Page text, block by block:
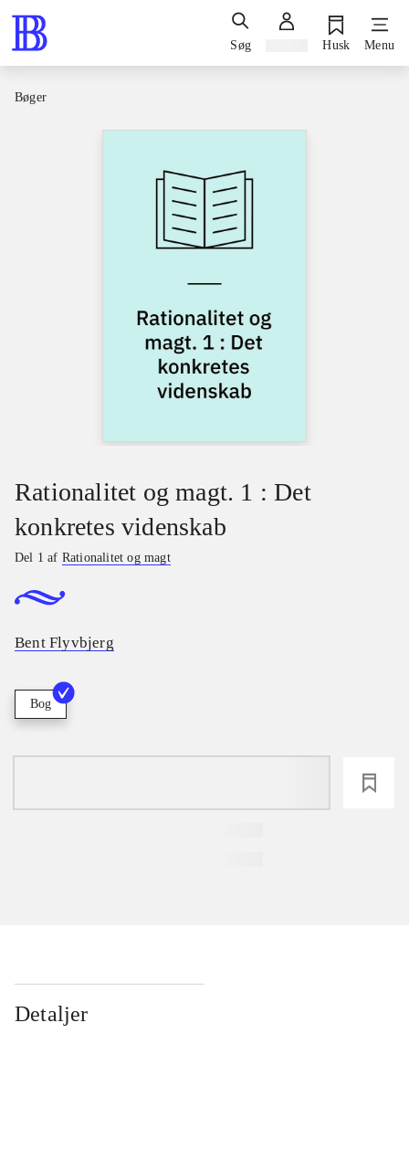
Søg Husk Menu
Bøger
Rationalitet og magt. 1 : Det
konkretes videnskab
Del 1 af Rationalitet og magt
Bent Flyvbjerg
Bog
Detaljer